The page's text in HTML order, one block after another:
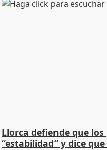
Llorca defiende que
“estabilidad” y dice